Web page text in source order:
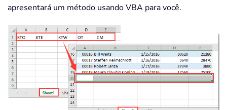
apresentará um método usando VBA para você.